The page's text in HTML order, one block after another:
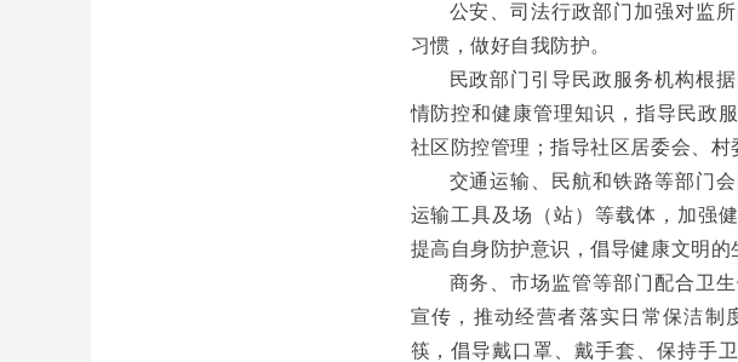
公安、司法行政部门加强对监
习惯，做好自我防护。
民政部门引导民政服务机构根
情防控和健康管理知识，指导民政
社区防控管理；指导社区居委会、村
交通运输、民航和铁路等部门
运输工具及场（站）等载体，加强
提高自身防护意识，倡导健康文明的
商务、市场监管等部门配合卫
宣传，推动经营者落实日常保洁制
筷，倡导戴口罩、戴手套、保持手